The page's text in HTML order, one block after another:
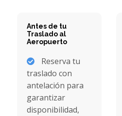
Antes de tu
Traslado al
Aeropuerto
Reserva tu
traslado con
antelación para
garantizar
disponibilidad,